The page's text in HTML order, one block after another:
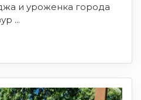
и уроженка города
...